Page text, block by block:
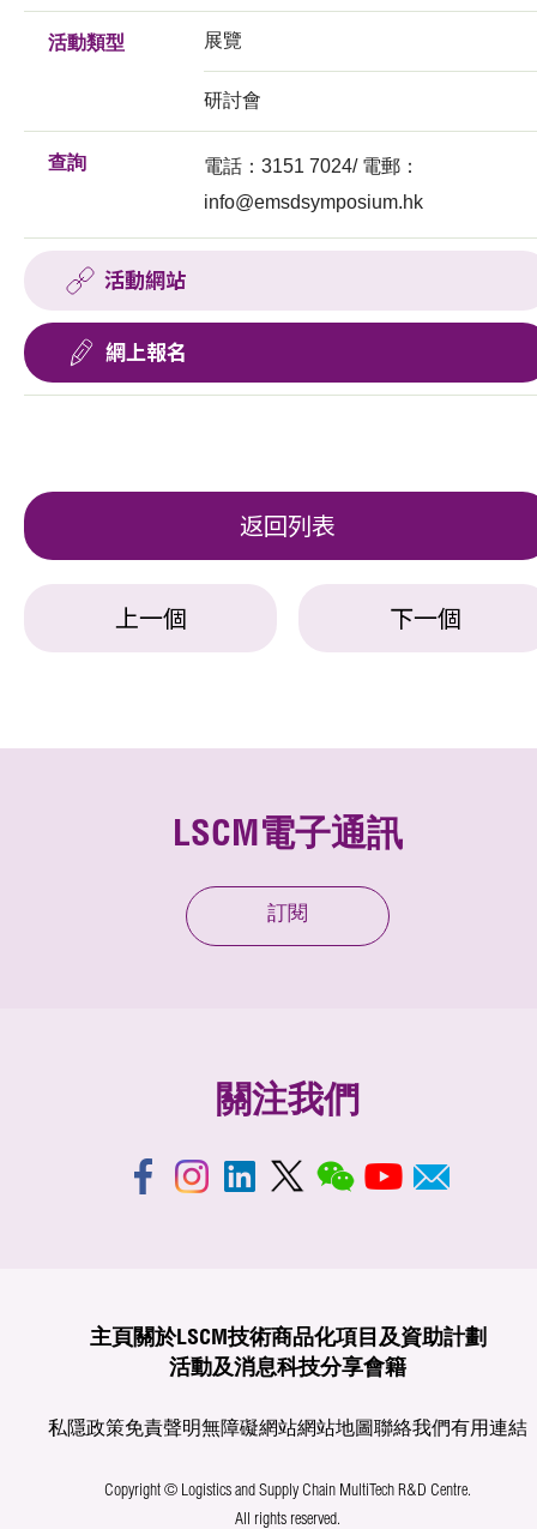
活動類型 展覽
研討會
查詢
電話：3151 7024/ 電郵：
info@emsdsymposium.hk
活動網站
網上報名
返回列表
上一個 下一個
LSCM電子通訊
訂閱
關注我們
主頁 關於LSCM技術商品化項目及資助計劃
活動及消息科技分享會籍
私隱政策免責聲明無障礙網站網站地圖聯絡我們有用連結
Copyright © Logistics and Supply Chain MultiTech R&D Centre.
All rights reserved.